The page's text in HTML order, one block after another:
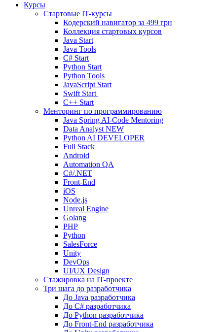
Курсы
Стартовые IT-курсы
Кодерский навигатор за 499 грн
Коллекция стартовых курсов
Java Start
Java Tools
C# Start
Python Start
Python Tools
JavaScript Start
Swift Start
C++ Start
Менторинг по программированию
Java Spring AI-Code Mentoring
Data Analyst NEW
Python AI DEVELOPER
Full Stack
Android
Automation QA
C#/.NET
Front-End
iOS
Node.js
Unreal Engine
Golang
PHP
Python
SalesForce
Unity
DevOps
UI/UX Design
Стажировка на IT-проекте
Три шага до разработчика
До Java разработчика
До C# разработчика
До Python разработчика
До Front-End разработчика